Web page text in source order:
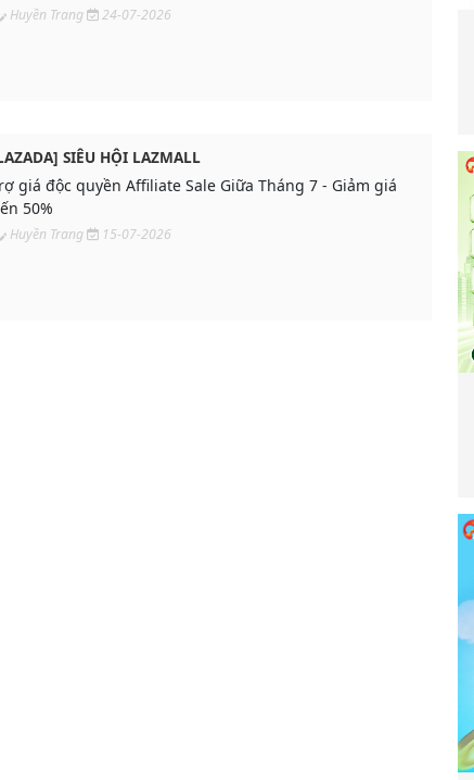
Huyền Trang 24-07-2026
SIÊU HỘI LAZMALL
giá độc quyền Affiliate Sale Giữa Tháng 7 - Giảm giá
50%
Huyền Trang 15-07-2026